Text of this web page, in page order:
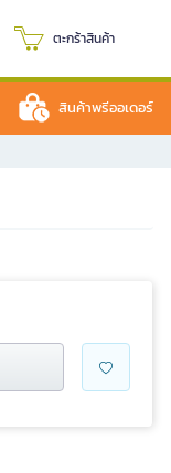
ตะกร้าสินค้า
สินค้าพรีออเดอร์